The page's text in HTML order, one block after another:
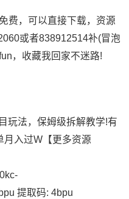
费，可以直接下载，资源
或者838912514补(冒泡
，收藏我回家不迷路!
玩法，保姆级拆解教学!有
月入过W【更多资源
提取码: 4bpu